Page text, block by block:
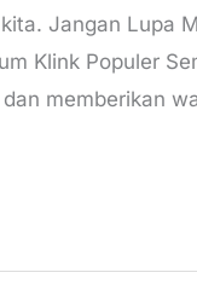
Jangan Lupa
Klink Populer
memberikan